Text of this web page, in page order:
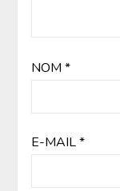
NOM *
E-MAIL*